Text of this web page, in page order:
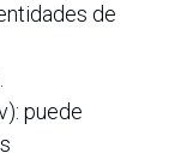
de
puede